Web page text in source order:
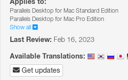
Parallels Desktop for Mac Standard Edition
Parallels Desktop for Mac Pro Edition
Show all
Last Review: Feb 16, 2023
Available Translations:
Get updates